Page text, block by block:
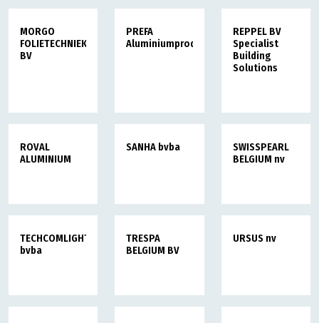
MORGO
FOLIETECHNIEK
BV
PREFA
Aluminiumprodukte
REPPEL BV
Specialist
Building
Solutions
ROVAL
ALUMINIUM
SANHA bvba
SWISSPEARL
BELGIUM nv
TECHCOMLIGHT
bvba
TRESPA
BELGIUM BV
URSUS nv